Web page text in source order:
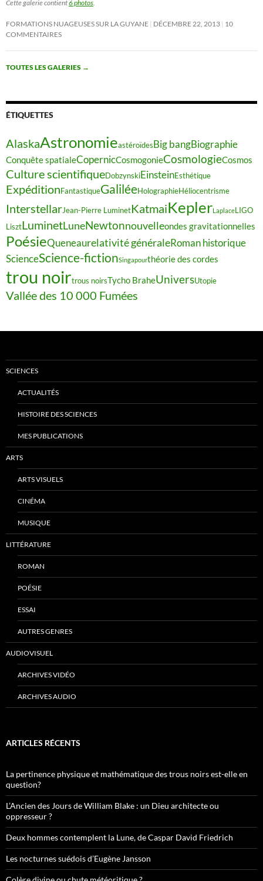
Cette galerie contient6 photos
FORMATIONS NUAGEUSES SUR LA GUYANE DÉCEMBRE 22, 2013 10
COMMENTAIRES
TOUTES LES GALERIES →
ÉTIQUETTES
AlaskaAstronomieastéroïdesBig bangBiographie
Conquête spatialeCopernicCosmogonieCosmologieCosmos
Culture scientifiqueDobzynskiEinsteinEsthétique
ExpéditionFantastiqueGaliléeHolographieHéliocentrisme
InterstellarJean-Pierre LuminetKatmaiKeplerLaplaceLIGO
LisztLuminetLuneNewtonnouvelleondes gravitationnelles
PoésieQueneaurelativité généraleRoman historique
ScienceScience-fictionSingapourthéorie des cordes
trou noirtrous noirsTycho BraheUniversUtopie
Vallée des 10 000 Fumées
SCIENCES
ACTUALITÉS
HISTOIRE DES SCIENCES
MES PUBLICATIONS
ARTS
ARTS VISUELS
CINÉMA
MUSIQUE
LITTÉRATURE
ROMAN
POÉSIE
ESSAI
AUTRES GENRES
AUDIOVISUEL
ARCHIVES VIDÉO
ARCHIVES AUDIO
ARTICLES RÉCENTS
La pertinence physique et mathématique des trous noirs est-elle en
question?
L’Ancien des Jours de William Blake : un Dieu architecte ou
oppresseur ?
Deux hommes contemplent la Lune, de Caspar David Friedrich
Les nocturnes suédois d’Eugène Jansson